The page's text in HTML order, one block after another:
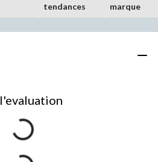
tendances
marque